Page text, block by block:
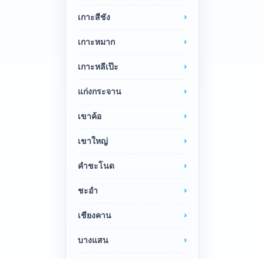
เกาะสีชัง
เกาะหมาก
เกาะหลีเป๊ะ
แก่งกระจาน
เขาค้อ
เขาใหญ่
คำชะโนด
ชะอำ
เชียงคาน
บางแสน